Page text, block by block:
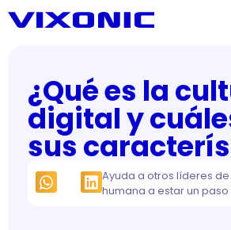
¿Qué es la
digital y
sus
Ayuda a otros líderes
humana a estar un